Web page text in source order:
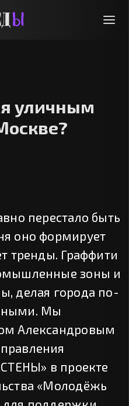
уличным
перестало быть
оно формирует
тренды. Граффити
зоны и
делая города по-
Мы
Александровым
в проекте
«Молодёжь